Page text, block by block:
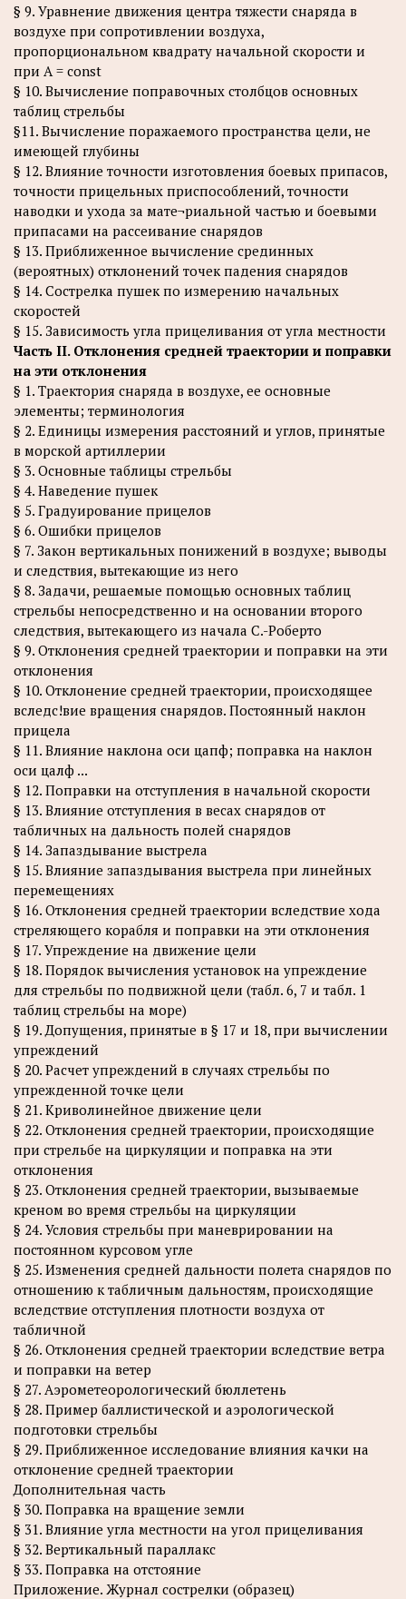
§ 9. Уравнение движения центра тяжести снаряда в
воздухе при сопротивлении воздуха,
пропорциональном квадрату начальной скорости и
при А = const
§ 10. Вычисление поправочных столбцов основных
таблиц стрельбы
§11. Вычисление поражаемого пространства цели, не
имеющей глубины
§ 12. Влияние точности изготовления боевых припасов,
точности прицельных приспособлений, точности
наводки и ухода за мате¬риальной частью и боевыми
припасами на рассеивание снарядов
§ 13. Приближенное вычисление срединных
(вероятных) отклонений точек падения снарядов
§ 14. Сострелка пушек по измерению начальных
скоростей
§ 15. Зависимость угла прицеливания от угла местности
Часть II. Отклонения средней траектории и поправки
на эти отклонения
§ 1. Траектория снаряда в воздухе, ее основные
элементы; терминология
§ 2. Единицы измерения расстояний и углов, принятые
в морской артиллерии
§ 3. Основные таблицы стрельбы
§ 4. Наведение пушек
§ 5. Градуирование прицелов
§ 6. Ошибки прицелов
§ 7. Закон вертикальных понижений в воздухе; выводы
и следствия, вытекающие из него
§ 8. Задачи, решаемые помощью основных таблиц
стрельбы непосредственно и на основании второго
следствия, вытекающего из начала С.-Роберто
§ 9. Отклонения средней траектории и поправки на эти
отклонения
§ 10. Отклонение средней траектории, происходящее
вследс!вие вращения снарядов. Постоянный наклон
прицела
§ 11. Влияние наклона оси цапф; поправка на наклон
оси цалф ...
§ 12. Поправки на отступления в начальной скорости
§ 13. Влияние отступления в весах снарядов от
табличных на дальность полей снарядов
§ 14. Запаздывание выстрела
§ 15. Влияние запаздывания выстрела при линейных
перемещениях
§ 16. Отклонения средней траектории вследствие хода
стреляющего корабля и поправки на эти отклонения
§ 17. Упреждение на движение цели
§ 18. Порядок вычисления установок на упреждение
для стрельбы по подвижной цели (табл. 6, 7 и табл. 1
таблиц стрельбы на море)
§ 19. Допущения, принятые в § 17 и 18, при вычислении
упреждений
§ 20. Расчет упреждений в случаях стрельбы по
упрежденной точке цели
§ 21. Криволинейное движение цели
§ 22. Отклонения средней траектории, происходящие
при стрельбе на циркуляции и поправка на эти
отклонения
§ 23. Отклонения средней траектории, вызываемые
креном во время стрельбы на циркуляции
§ 24. Условия стрельбы при маневрировании на
постоянном курсовом угле
§ 25. Изменения средней дальности полета снарядов по
отношению к табличным дальностям, происходящие
вследствие отступления плотности воздуха от
табличной
§ 26. Отклонения средней траектории вследствие ветра
и поправки на ветер
§ 27. Аэрометеорологический бюллетень
§ 28. Пример баллистической и аэрологической
подготовки стрельбы
§ 29. Приближенное исследование влияния качки на
отклонение средней траектории
Дополнительная часть
§ 30. Поправка на вращение земли
§ 31. Влияние угла местности на угол прицеливания
§ 32. Вертикальный параллакс
§ 33. Поправка на отстояние
Приложение. Журнал сострелки (образец)